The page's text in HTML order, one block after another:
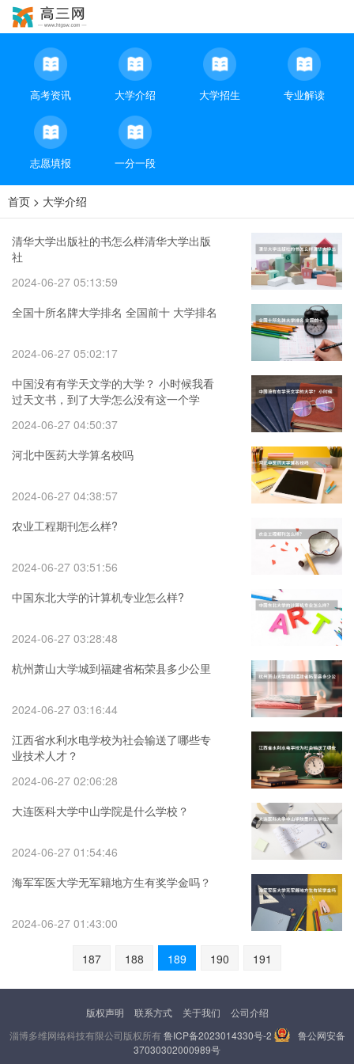
高考资讯 大学介绍 大学招生 专业解读
志愿填报 一分一段
首页 > 大学介绍
清华大学出版社的书怎么样清华大学出版
社
2024-06-27 05:13:59
全国十所名牌大学排名 全国前十 大学排名
2024-06-27 05:02:17
中国没有有学天文学的大学？ 小时候我看
过天文书，到了大学怎么没有这一个学
2024-06-27 04:50:37
河北中医药大学算名校吗
2024-06-27 04:38:57
农业工程期刊怎么样?
2024-06-27 03:51:56
中国东北大学的计算机专业怎么样?
2024-06-27 03:28:48
杭州萧山大学城到福建省柘荣县多少公里
2024-06-27 03:16:44
江西省水利水电学校为社会输送了哪些专
业技术人才？
2024-06-27 02:06:28
大连医科大学中山学院是什么学校？
2024-06-27 01:54:46
海军军医大学无军籍地方生有奖学金吗？
2024-06-27 01:43:00
187 188 189 190 191
版权声明 联系方式 关于我们
公司介绍
淄博多维网络科技有限公司版权所有鲁ICP备2023014330号-2
鲁公网安备
37030302000989号